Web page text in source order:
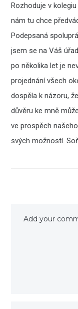
Rozhoduje v
nám tu chce
Podepsaná
jsem se na Váš
po několika let je
projednání všech
dospěla k názoru,
důvěru ke mně
ve prospěch
svých možností.